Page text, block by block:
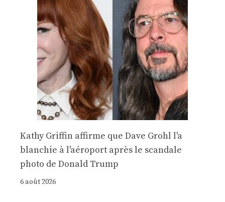
Kathy Griffin affirme que Dave Grohl l'a
blanchie à l'aéroport après le scandale
photo de Donald Trump
6 août 2026